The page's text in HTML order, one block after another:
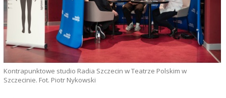
Kontrapunktowe studio Radia Szczecin w Teatrze Polskim w
Szczecinie. Fot. Piotr Nykowski